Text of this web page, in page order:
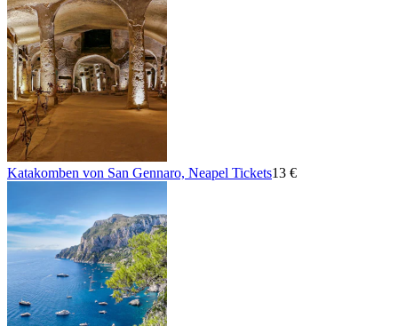
Katakomben von San Gennaro, Neapel Tickets13 €